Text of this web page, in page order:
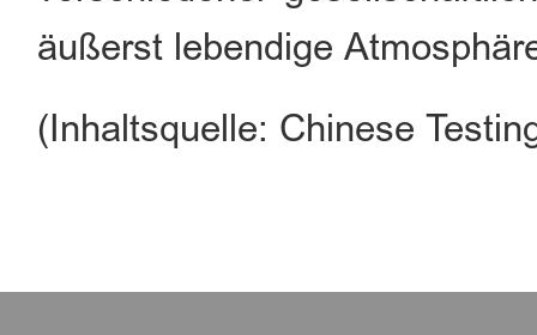
äußerst lebendige
(Inhaltsquelle: Chinese